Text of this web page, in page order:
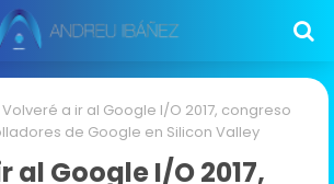
Volveré a ir al Google I/O 2017, congreso
de Google en Silicon Valley
al Google I/O 2017,